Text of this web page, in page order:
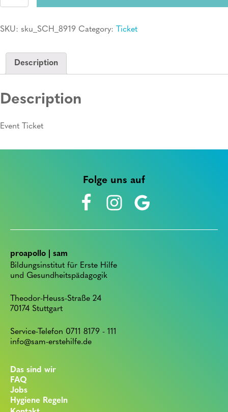
quantity
SKU: sku_SCH_8919 Category: Ticket
Description
Description
Event Ticket
Folge uns auf
proapollo | sam
Bildungsinstitut für Erste Hilfe
und Gesundheitspädagogik
Theodor-Heuss-Straße 24
70174 Stuttgart
Service-Telefon 0711 8179 - 111
info@sam-erstehilfe.de
Das sind wir
FAQ
Jobs
Hygiene Regeln